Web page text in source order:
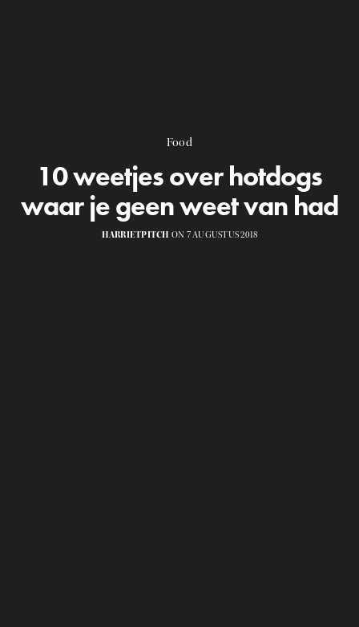
Food
10 weetjes over hotdogs
waar je geen weet van had
HARRIETPITCH ON 7 AUGUSTUS 2018